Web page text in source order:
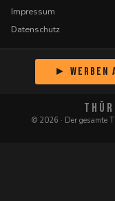
Impressum
Datenschutz
► Werben
© 2026 · Der gesamte